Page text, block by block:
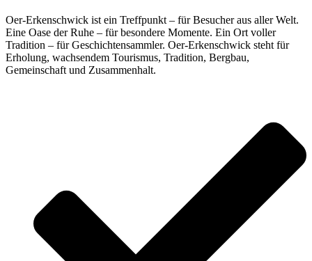
Oer-Erkenschwick ist ein Treffpunkt – für Besucher aus aller Welt.
Eine Oase der Ruhe – für besondere Momente. Ein Ort voller
Tradition – für Geschichtensammler. Oer-Erkenschwick steht für
Erholung, wachsendem Tourismus, Tradition, Bergbau,
Gemeinschaft und Zusammenhalt.